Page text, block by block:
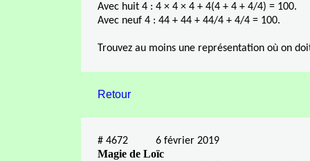
Avec huit 4 : 4 × 4 × 4 + 4(4 + 4 + 4/4) = 100.
Avec neuf 4 : 44 + 44 + 44/4 + 4/4 = 100.
Trouvez au moins une représentation où on
Retour
# 4672 6 février 2019
Magie de Loïc